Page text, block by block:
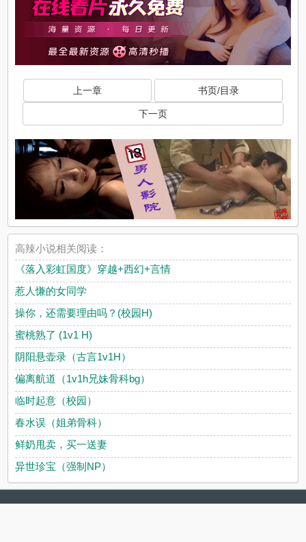
上一章 书页/目录
下一页
高辣小说相关阅读：
《落入彩虹国度》穿越+西幻+言情
惹人慊的女同学
操你，还需要理由吗？(校园H)
蜜桃熟了 (1v1 H)
阴阳悬壶录（古言1v1H）
偏离航道（1v1h兄妹骨科bg）
临时起意（校园）
春水误（姐弟骨科）
鲜奶甩卖，买一送妻
异世珍宝（强制NP）